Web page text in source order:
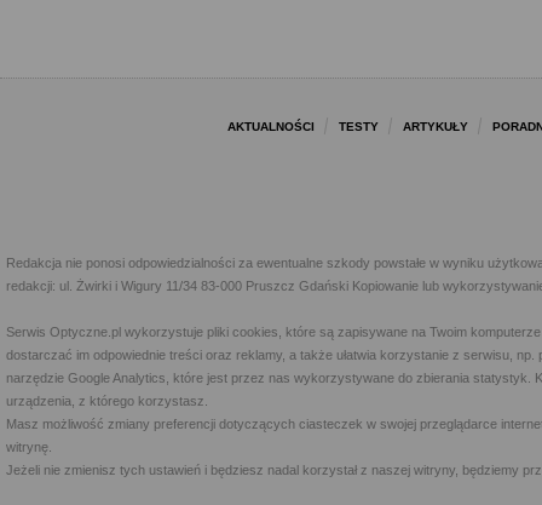
AKTUALNOŚCI TESTY ARTYKUŁY
Redakcja nie ponosi odpowiedzialności za ewentualne szkody powstałe w wyniku
redakcji: ul. Żwirki i Wigury 11/34 83-000 Pruszcz Gdański Kopiowanie lub
Serwis Optyczne.pl wykorzystuje pliki cookies, które są zapisywane na Twoim
dostarczać im odpowiednie treści oraz reklamy, a także ułatwia korzystanie z serwisu,
narzędzie Google Analytics, które jest przez nas wykorzystywane do zbierania statystyk.
urządzenia, z którego korzystasz.
Masz możliwość zmiany preferencji dotyczących ciasteczek w swojej przeglądarce
witrynę.
Jeżeli nie zmienisz tych ustawień i będziesz nadal korzystał z naszej witryny, będziemy